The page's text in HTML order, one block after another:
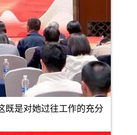
既是对她过往工作的充分